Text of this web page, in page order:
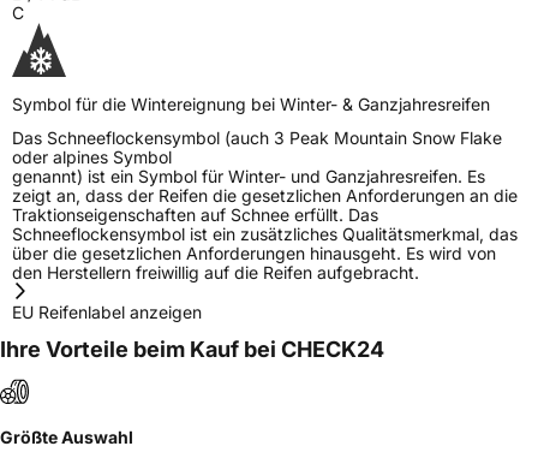
C
Symbol für die Wintereignung bei Winter- & Ganzjahresreifen
Das Schneeflockensymbol (auch 3 Peak Mountain Snow Flake
oder alpines Symbol
genannt) ist ein Symbol für Winter- und Ganzjahresreifen. Es
zeigt an, dass der Reifen die gesetzlichen Anforderungen an die
Traktionseigenschaften auf Schnee erfüllt. Das
Schneeflockensymbol ist ein zusätzliches Qualitätsmerkmal, das
über die gesetzlichen Anforderungen hinausgeht. Es wird von
den Herstellern freiwillig auf die Reifen aufgebracht.
EU Reifenlabel anzeigen
Ihre Vorteile beim Kauf bei CHECK24
Größte Auswahl